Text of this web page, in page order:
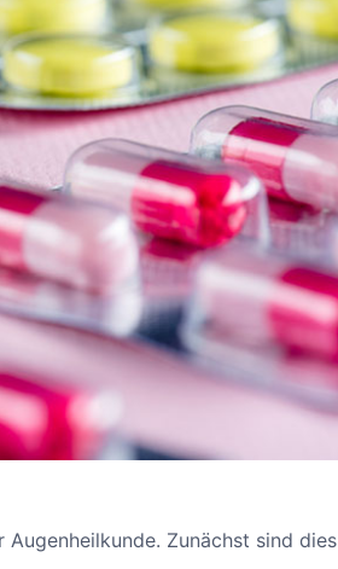
Zunächst sind dies